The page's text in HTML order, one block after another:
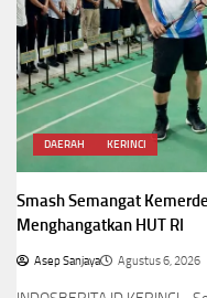
DAERAH KERINCI
Smash Semangat
Menghangatkan HUT RI
Asep Sanjaya Agustus 6, 2026